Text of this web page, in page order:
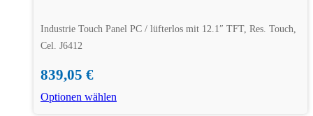
Industrie Touch Panel PC / lüfterlos mit 12.1″ TFT, Res. Touch,
Cel. J6412
839,05 €
Optionen wählen